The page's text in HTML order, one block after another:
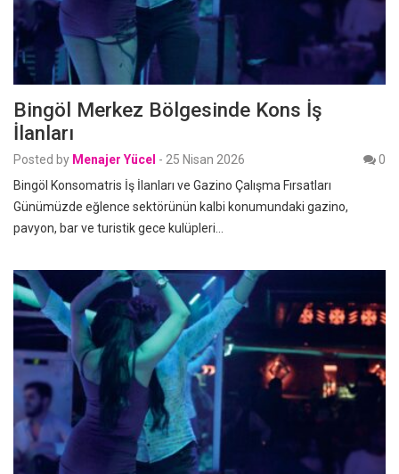
Bingöl Merkez Bölgesinde Kons İş
İlanları
Posted by Menajer Yücel - 25 Nisan 2026
0
Bingöl Konsomatris İş İlanları ve Gazino Çalışma Fırsatları
Günümüzde eğlence sektörünün kalbi konumundaki gazino,
pavyon, bar ve turistik gece kulüpleri…